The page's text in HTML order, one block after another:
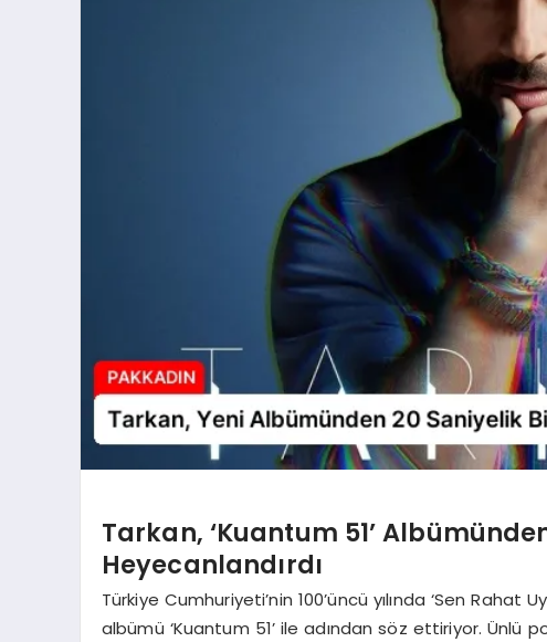
Tarkan, ‘Kuantum 51’
Heyecanlandırdı
Türkiye Cumhuriyeti’nin 100’üncü yılında ‘Sen
albümü ‘Kuantum 51’ ile adından söz ettiriyor. Ünlü